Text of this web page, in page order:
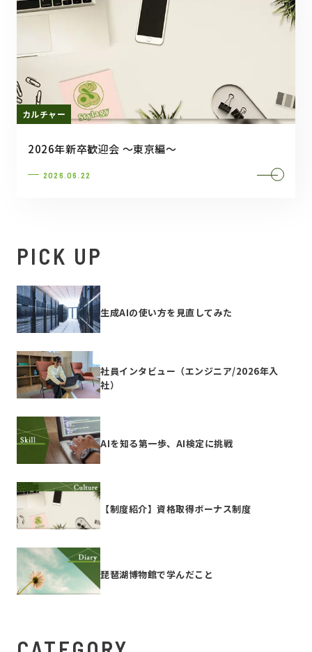
カルチャー
2026年新卒歓迎会 ～東京編～
2026.06.22
PICK UP
生成AIの使い方を見直してみた
社員インタビュー（エンジニア/2026年入
社）
AIを知る第一歩、AI検定に挑戦
【制度紹介】資格取得ボーナス制度
琵琶湖博物館で学んだこと